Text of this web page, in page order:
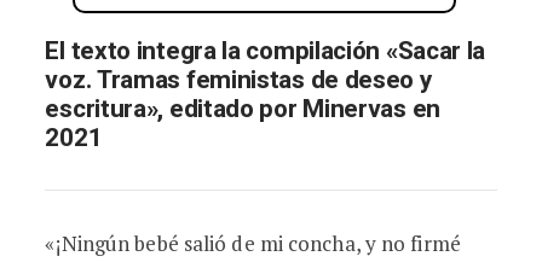
El texto integra la compilación «Sacar la
voz. Tramas feministas de deseo y
escritura», editado por Minervas en
2021
«¡Ningún bebé salió de mi concha, y no firmé